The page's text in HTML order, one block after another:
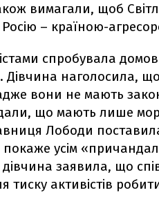
вимагали, щоб
– країною-
спробувала
Дівчина наголосила,
вони не мають
що мають лише
Лободи
покаже усім
дівчина заявила, що
тиску активістів